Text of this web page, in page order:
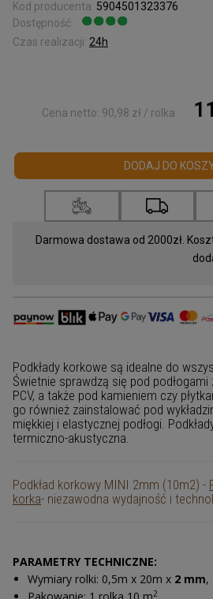
Tablice w
Korek
Korki do
Gumokorek
Tkanina
Podłogi
Granulat
Tapeta
Korek
Zegarek z
Kod producenta: 5904501323376
Dostępność:
Czas realizacji: 24h
Cena netto: 90,98 zł / rolka
DODAJ DO
Darmowa dostawa od 2000zł.
Podkłady korkowe są idealne do
Świetnie sprawdzą się pod
PCV, a także pod kamieniem czy
go również zainstalować pod
miękkiej i elastycznej podłogi.
termiczno-akustyczna.
Podkład korkowy MINI 2mm (10m2) -
korka- niezawodna wydajność i
użyciu doskonałej technologii. Nie
dodatków, które mogłyby mieć
zdrowie. Materiał oparty jest na
korkowymi ekologicznym spoiwie.
PARAMETRY TECHNICZNE:
Wymiary rolki: 0,5m x 20m x 2 mm,
2